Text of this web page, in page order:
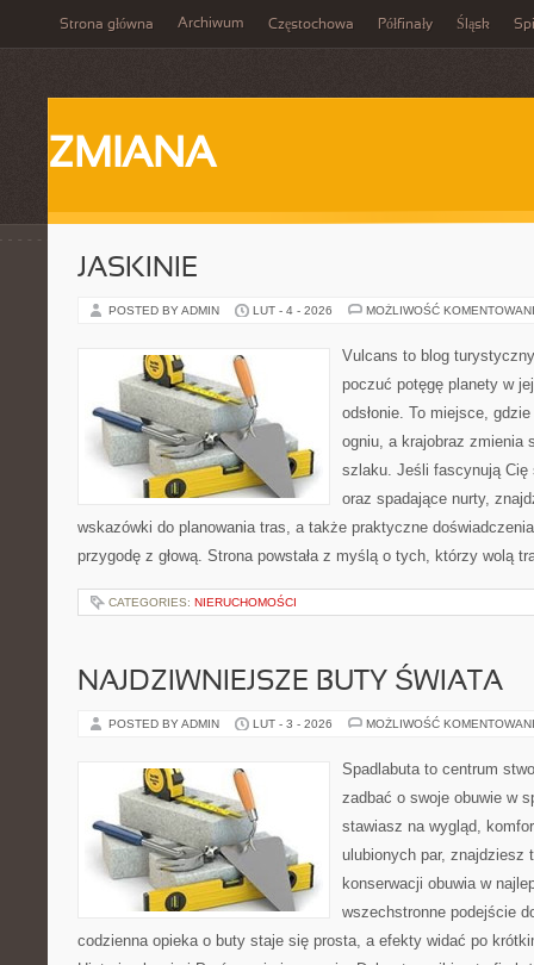
Strona główna Archiwum Częstochowa Półfinały Śląsk
ZMIANA
JASKINIE
POSTED BY ADMIN LUT - 4 - 2026 MOŻLIWOŚĆ
Vulcans to blog
poczuć potęgę planety w
odsłonie. To miejsce,
ogniu, a krajobraz zmienia
szlaku. Jeśli fascynują
oraz spadające nurty,
wskazówki do planowania tras, a także praktyczne
przygodę z głową. Strona powstała z myślą o tych, którzy wolą
CATEGORIES: NIERUCHOMOŚCI
NAJDZIWNIEJSZE BUTY ŚWIATA
POSTED BY ADMIN LUT - 3 - 2026 MOŻLIWOŚĆ
Spadlabuta to centrum
zadbać o swoje obuwie w
stawiasz na wygląd,
ulubionych par, znajdziesz
konserwacji obuwia w
wszechstronne podejście
codzienna opieka o buty staje się prosta, a efekty widać po